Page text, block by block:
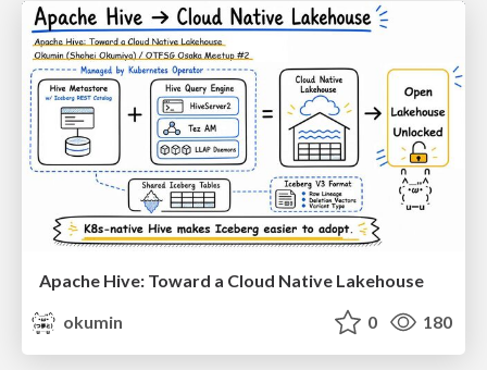
Apache Hive: Toward a Cloud Native Lakehouse
okumin
0 180